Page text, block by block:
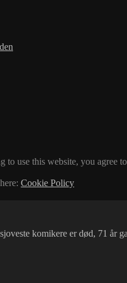
use this website, you agree
Cookie Policy
komikere er død, 71 år